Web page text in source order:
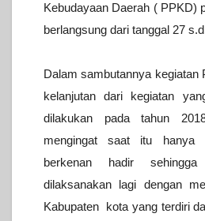
Kebudayaan Daerah ( PPKD)
berlangsung dari tanggal 27
Dalam sambutannya kegiatan
kelanjutan dari kegiatan
dilakukan pada tahun
mengingat saat itu hanya
berkenan hadir
dilaksanakan lagi dengan
Kabupaten kota yang terdiri